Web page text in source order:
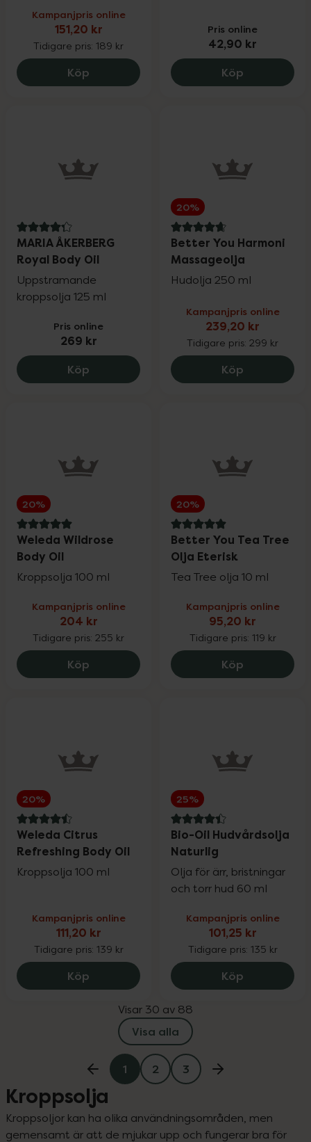
Kampanjpris online
151,20 kr
Tidigare pris: 189 kr
Köp Weleda Sea Buckthorn Body Oil, 151.2
Pris online
42,90 kr
Köp Natusan
4.3 av 5 i omdöme
MARIA ÅKERBERG
Royal Body Oil
Uppstramande
kroppsolja 125 ml
Pris online
269 kr
Köp MARIA ÅKERBERG Royal Body Oil, 269 kr.
20%
4.7 av 5 i omdöme
Better You Harmoni
Massageolja
Hudolja 250 ml
Kampanjpris online
239,20 kr
Tidigare pris: 299 kr
Köp Better
20%
5 av 5 i omdöme
Weleda Wildrose
Body Oil
Kroppsolja 100 ml
Kampanjpris online
204 kr
Tidigare pris: 255 kr
Köp Weleda Wildrose Body Oil, 204 kr.
20%
5 av 5 i omdöme
Better You Tea Tree
Olja Eterisk
Tea Tree olja 10 ml
Kampanjpris online
95,20 kr
Tidigare pris: 119 kr
Köp Better
20%
4.5 av 5 i omdöme
Weleda Citrus
Refreshing Body Oil
Kroppsolja 100 ml
Kampanjpris online
111,20 kr
Tidigare pris: 139 kr
Köp Weleda Citrus Refreshing Body Oil,
25%
4.4 av 5 i omdöme
Bio-Oil Hudvårdsolja
Naturlig
Olja för ärr, bristningar
och torr hud 60 ml
Kampanjpris online
101,25 kr
Tidigare pris: 135 kr
Köp Bio-Oil
Visar 30 av 88
Visa alla
1 2 3
Kroppsolja
Kroppsoljor kan ha olika användningsområden, men
gemensamt är att de mjukar upp och fungerar bra för